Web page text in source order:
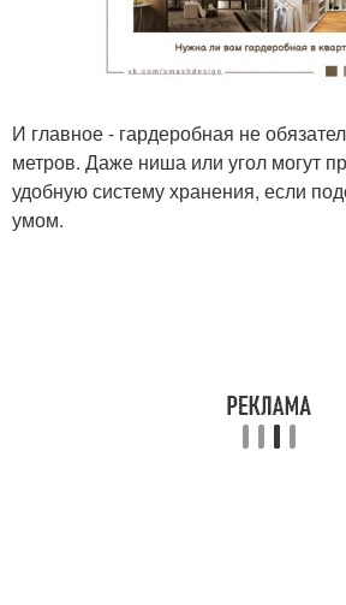
И главное - гардеробная не
метров. Даже ниша или угол могут
удобную систему хранения, если
умом.